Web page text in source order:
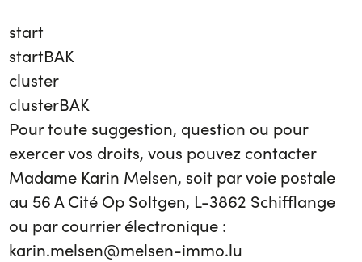
start
startBAK
cluster
clusterBAK
Pour toute suggestion, question ou pour
exercer vos droits, vous pouvez contacter
Madame Karin Melsen, soit par voie postale
au 56 A Cité Op Soltgen, L-3862 Schifflange
ou par courrier électronique :
karin.melsen@melsen-immo.lu